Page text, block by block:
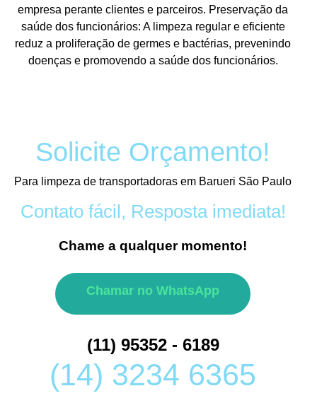
empresa perante clientes e parceiros. Preservação da
saúde dos funcionários: A limpeza regular e eficiente
reduz a proliferação de germes e bactérias, prevenindo
doenças e promovendo a saúde dos funcionários.
Solicite Orçamento!
Para limpeza de transportadoras em Barueri São Paulo
Contato fácil, Resposta imediata!
Chame a qualquer momento!
Chamar no WhatsApp
(11) 95352 - 6189
(14) 3234 6365